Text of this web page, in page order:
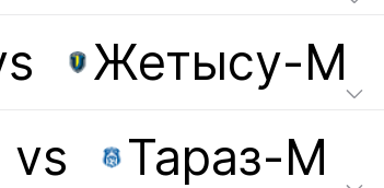
Жетысу-М
vs
Тараз-М